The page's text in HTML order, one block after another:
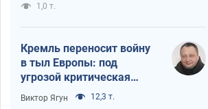
1,0 т.
Кремль переносит войну
в тыл Европы: под
угрозой критическая
логистика
Виктор Ягун 12,3 т.